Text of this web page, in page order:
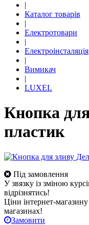
|
Каталог товарів
|
Електротовари
|
Електроінсталяція
|
Вимикач
|
LUXEL
Кнопка
пластик
Під замовлення
У звязку із зміною
відрізнятись!
Ціни інтернет-
магазинах!
Замовити